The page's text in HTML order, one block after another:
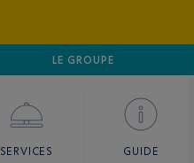
GOLFE DE SAINT-TROPEZ
LE GROUPE
SERVICES GUIDE